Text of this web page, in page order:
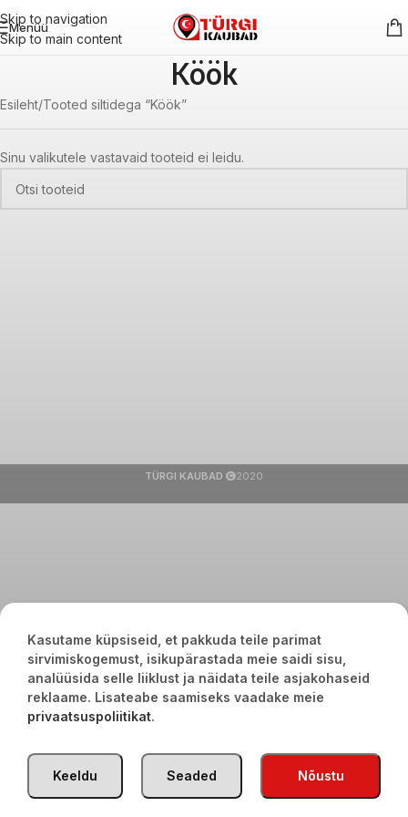
Skip to navigation
Skip to main content
Menüü
Köök
Esileht Tooted siltidega “Köök”
Sinu valikutele vastavaid tooteid ei leidu.
TÜRGI KAUBAD 2020
Kasutame küpsiseid, et pakkuda teile parimat
sirvimiskogemust, isikupärastada meie saidi sisu,
analüüsida selle liiklust ja näidata teile asjakohaseid
reklaame. Lisateabe saamiseks vaadake meie
privaatsuspoliitikat.
Nõustu
Seaded
Keeldu